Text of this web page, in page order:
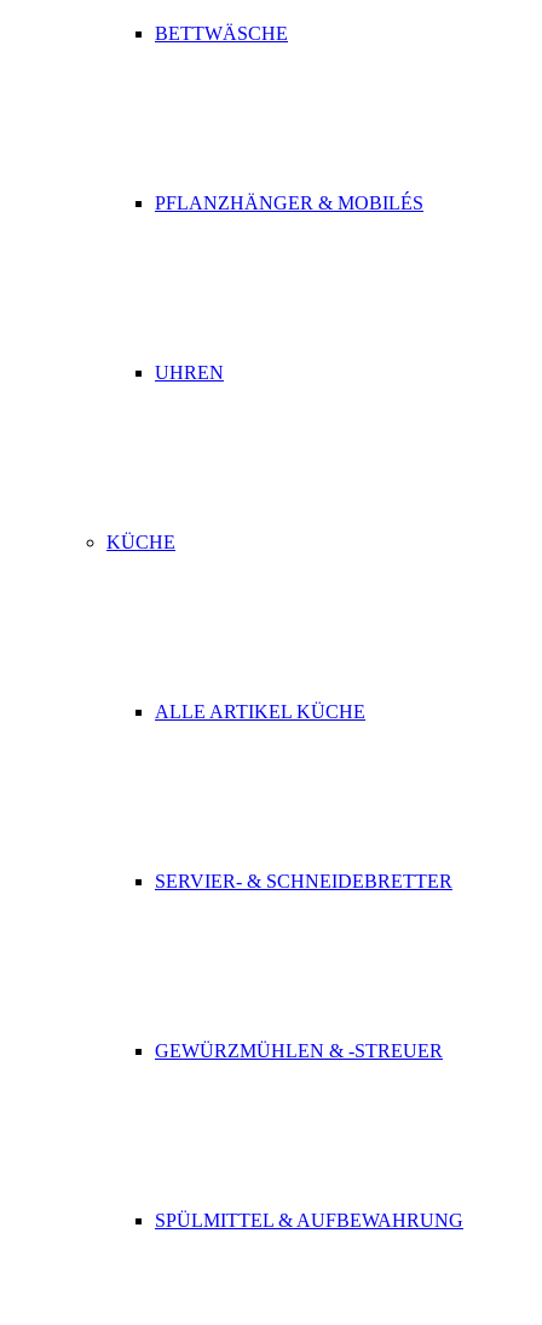
BETTWÄSCHE
PFLANZHÄNGER & MOBILÉS
UHREN
KÜCHE
ALLE ARTIKEL KÜCHE
SERVIER- & SCHNEIDEBRETTER
GEWÜRZMÜHLEN & -STREUER
SPÜLMITTEL & AUFBEWAHRUNG